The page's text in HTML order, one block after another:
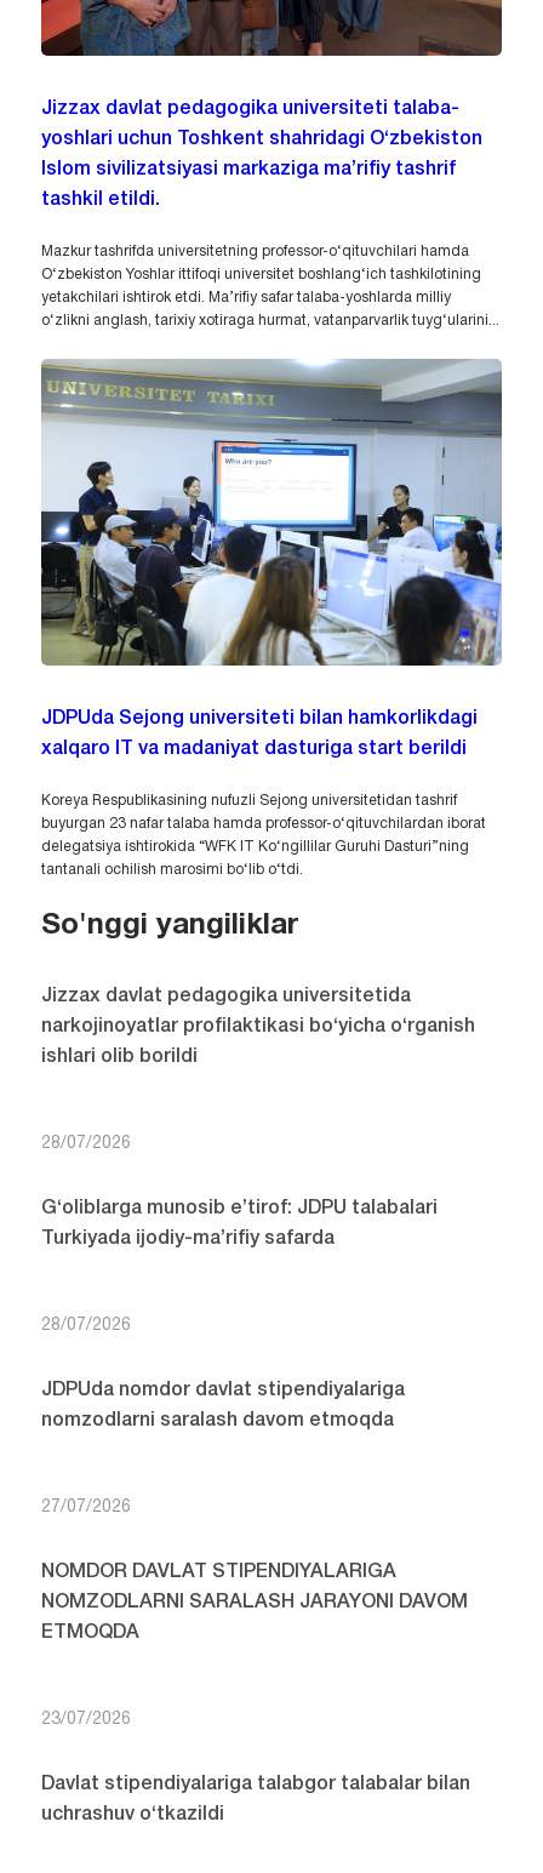
Jizzax davlat pedagogika universiteti talaba-
yoshlari uchun Toshkent shahridagi O‘zbekiston
Islom sivilizatsiyasi markaziga ma’rifiy tashrif
tashkil etildi.
Mazkur tashrifda universitetning professor-o‘qituvchilari hamda
O‘zbekiston Yoshlar ittifoqi universitet boshlang‘ich tashkilotining
yetakchilari ishtirok etdi. Ma’rifiy safar talaba-yoshlarda milliy
o‘zlikni anglash, tarixiy xotiraga hurmat, vatanparvarlik tuyg‘ularini...
JDPUda Sejong universiteti bilan hamkorlikdagi
xalqaro IT va madaniyat dasturiga start berildi
Koreya Respublikasining nufuzli Sejong universitetidan tashrif
buyurgan 23 nafar talaba hamda professor-o‘qituvchilardan iborat
delegatsiya ishtirokida “WFK IT Ko‘ngillilar Guruhi Dasturi”ning
tantanali ochilish marosimi bo‘lib o‘tdi.
So'nggi yangiliklar
Jizzax davlat pedagogika universitetida
narkojinoyatlar profilaktikasi bo‘yicha o‘rganish
ishlari olib borildi
28/07/2026
G‘oliblarga munosib e’tirof: JDPU talabalari
Turkiyada ijodiy-ma’rifiy safarda
28/07/2026
JDPUda nomdor davlat stipendiyalariga
nomzodlarni saralash davom etmoqda
27/07/2026
NOMDOR DAVLAT STIPENDIYALARIGA
NOMZODLARNI SARALASH JARAYONI DAVOM
ETMOQDA
23/07/2026
Davlat stipendiyalariga talabgor talabalar bilan
uchrashuv o‘tkazildi